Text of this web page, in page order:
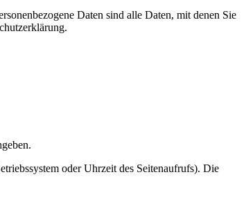
Daten sind alle Daten, mit denen Sie
oder Uhrzeit des Seitenaufrufs). Die